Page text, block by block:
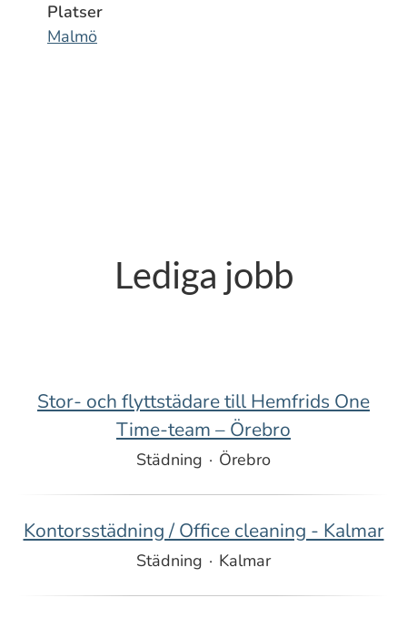
Platser
Malmö
Lediga jobb
Stor- och flyttstädare till Hemfrids One
Time-team – Örebro
Städning · Örebro
Kontorsstädning / Office cleaning - Kalmar
Städning · Kalmar